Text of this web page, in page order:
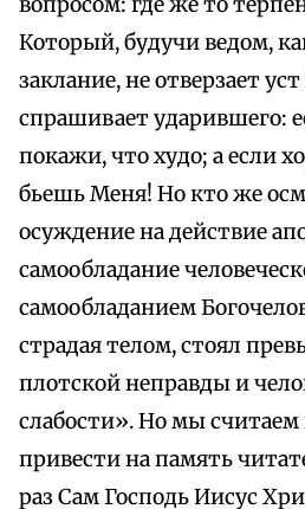
Который, будучи ведом,
заклание, не отверзает
спрашивает ударившего:
покажи, что худо; а если
бьешь Меня! Но кто же
осуждение на действие
самообладание
самообладанием
страдая телом, стоял
плотской неправды и
слабости». Но мы
привести на память
раз Сам Господь Иисус